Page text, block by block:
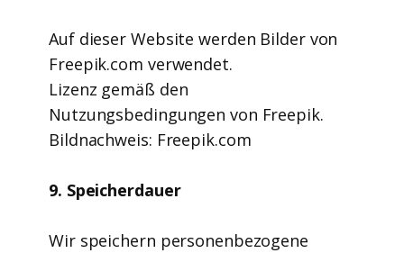
Auf dieser Website werden Bilder von
Freepik.com verwendet.
Lizenz gemäß den
Nutzungsbedingungen von Freepik.
Bildnachweis: Freepik.com
9. Speicherdauer
Wir speichern personenbezogene